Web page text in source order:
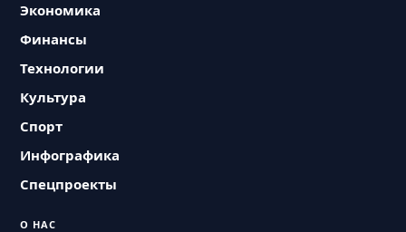
Экономика
Финансы
Технологии
Культура
Спорт
Инфографика
Спецпроекты
О НАС